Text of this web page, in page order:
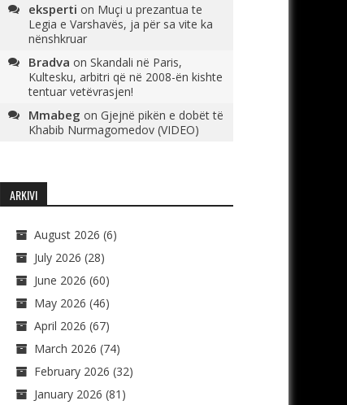
eksperti on Muçi u prezantua te
Legia e Varshavës, ja për sa vite ka
nënshkruar
Bradva on Skandali në Paris,
Kultesku, arbitri që në 2008-ën kishte
tentuar vetëvrasjen!
Mmabeg on Gjejnë pikën e dobët të
Khabib Nurmagomedov (VIDEO)
ARKIVI
August 2026 (6)
July 2026 (28)
June 2026 (60)
May 2026 (46)
April 2026 (67)
March 2026 (74)
February 2026 (32)
January 2026 (81)